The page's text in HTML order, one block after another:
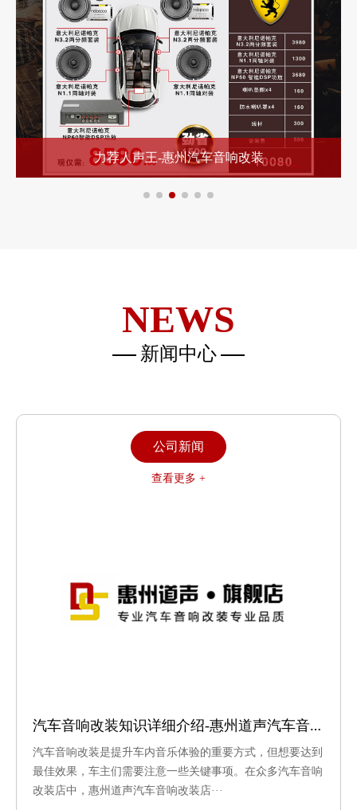
力荐全能王-惠州汽车音响改装
NEWS
新闻中心
公司新闻
查看更多 +
汽车音响改装知识详细介绍-惠州道声汽车音响改装
汽车音响改装是提升车内音乐体验的重要方式，但想要达到
最佳效果，车主们需要注意一些关键事项。在众多汽车音响
改装店中，惠州道声汽车音响改装店···